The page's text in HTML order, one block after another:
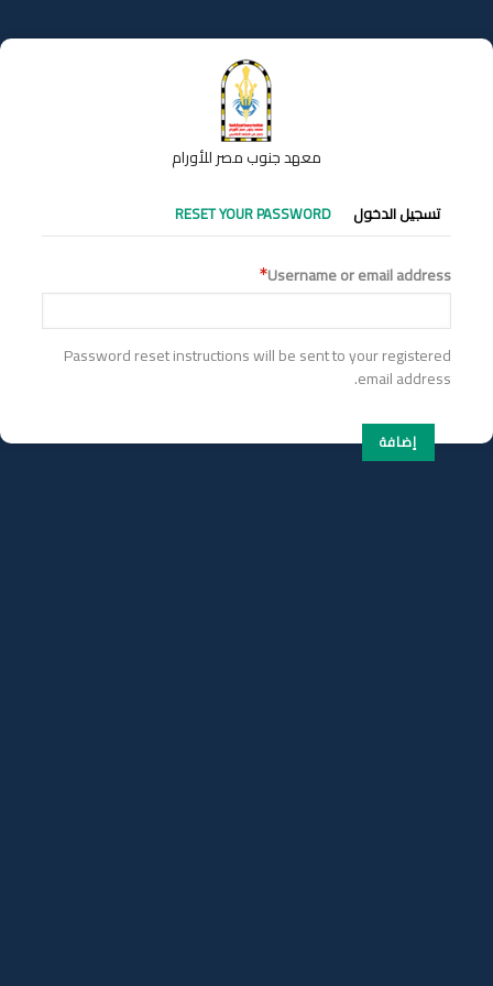
إلى
المحتوى
معهد جنوب مصر للأورام
التبويبات
الأساسية
تسجيل الدخول RESET YOUR PASSWORD
Username or email address
Password reset instructions will be sent to your registered
email address.